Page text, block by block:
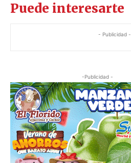
Puede interesarte
- Publicidad -
-Publicidad -